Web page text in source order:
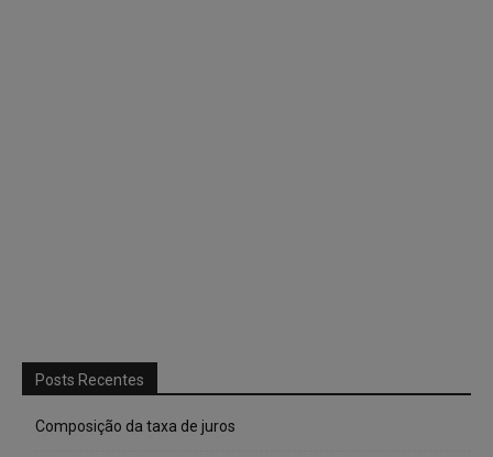
Posts Recentes
Composição da taxa de juros